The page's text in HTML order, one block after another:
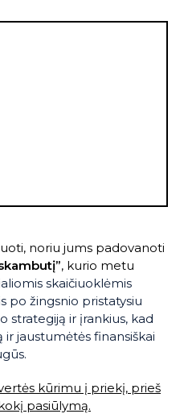
noriu jums padovanoti
, kurio metu
skaičiuoklėmis
po žingsnio pristatysiu
strategiją ir įrankius, kad
jaustumėtės finansiškai
kūrimu į priekį, prieš
pasiūlymą.